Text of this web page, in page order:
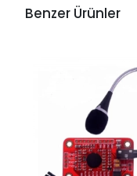
Benzer Ürünler